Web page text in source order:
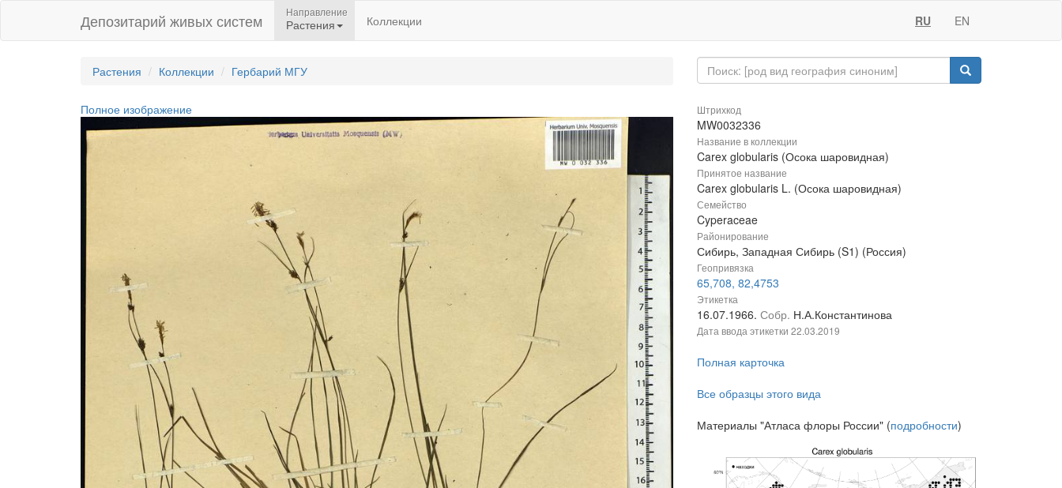
Депозитарий живых систем Направление
Растения Коллекции RU EN
Растения Коллекции Гербарий МГУ
Полное изображение Штрихкод
MW0032336
Название в коллекции
Carex globularis (Осока шаровидная)
Принятое название
Carex globularis L. (Осока шаровидная)
Семейство
Cyperaceae
Районирование
Сибирь, Западная Сибирь (S1) (Россия)
Геопривязка
65,708, 82,4753
Этикетка
16.07.1966. Собр. Н.А.Константинова
Дата ввода этикетки 22.03.2019
Полная карточка
Все образцы этого вида
Материалы "Атласа флоры России" (подробности)